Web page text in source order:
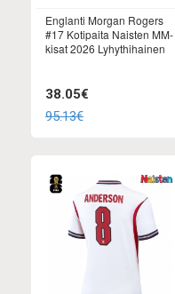
Englanti Morgan Rogers
#17 Kotipaita Naisten MM-
kisat 2026 Lyhythihainen
38.05€
95.13€